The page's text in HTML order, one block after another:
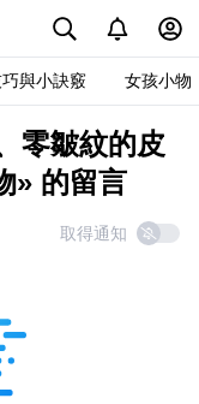
與小訣竅 女孩小物
零皺紋的皮
» 的留言
取得通知